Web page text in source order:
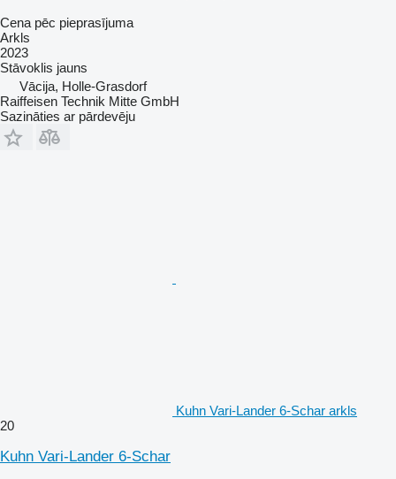
Cena pēc pieprasījuma
Arkls
2023
Stāvoklis jauns
Vācija, Holle-Grasdorf
Raiffeisen Technik Mitte GmbH
Sazināties ar pārdevēju
Kuhn Vari-Lander 6-Schar arkls
20
Kuhn Vari-Lander 6-Schar